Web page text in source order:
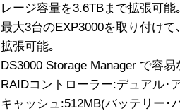
レージ容量を3.6TBまで拡張可能
最大3台のEXP3000を取り付け
拡張可能｡
DS3000 Storage Manager で容
RAIDコントローラー:デュアル･
キャッシュ:512MB(バッテリー･